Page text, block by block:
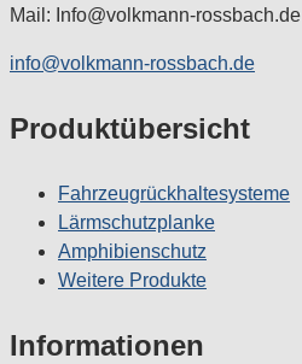
Mail: Info@volkmann-rossbach.de
info@volkmann-rossbach.de
Produktübersicht
Fahrzeugrückhaltesysteme
Lärmschutzplanke
Amphibienschutz
Weitere Produkte
Informationen